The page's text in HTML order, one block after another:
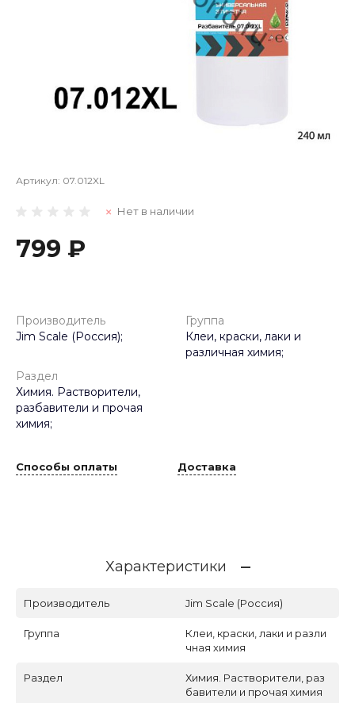
Артикул: 07.012XL
Нет в наличии
799 ₽
Производитель
Jim Scale (Россия);
Группа
Клеи, краски, лаки и
различная химия;
Раздел
Химия. Растворители,
разбавители и прочая
химия;
Способы оплаты Доставка
Характеристики
Производитель Jim Scale (Россия)
Группа
Клеи, краски, лаки и разли
чная химия
Раздел
Химия. Растворители, раз
бавители и прочая химия